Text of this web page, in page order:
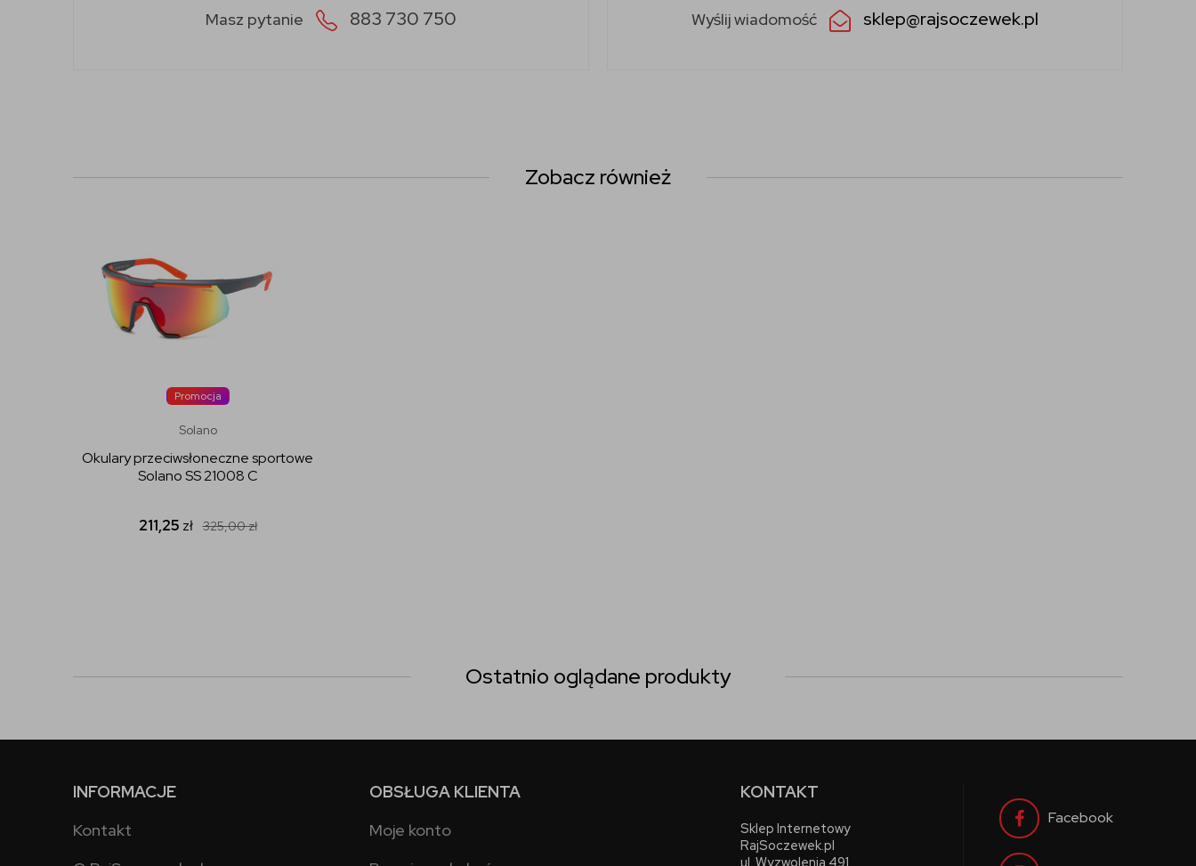
Masz pytanie 883 730 750 Wyślij wiadomość sklep@rajsoczewek.pl
Zobacz również
Promocja
Solano
Okulary przeciwsłoneczne sportowe
Solano SS 21008 C
211,25 zł 325,00zł
Ostatnio oglądane produkty
INFORMACJE
Kontakt
OBSŁUGA KLIENTA
Moje konto
KONTAKT
Sklep Internetowy
RajSoczewek.pl
ul. Wyzwolenia 491
Facebook